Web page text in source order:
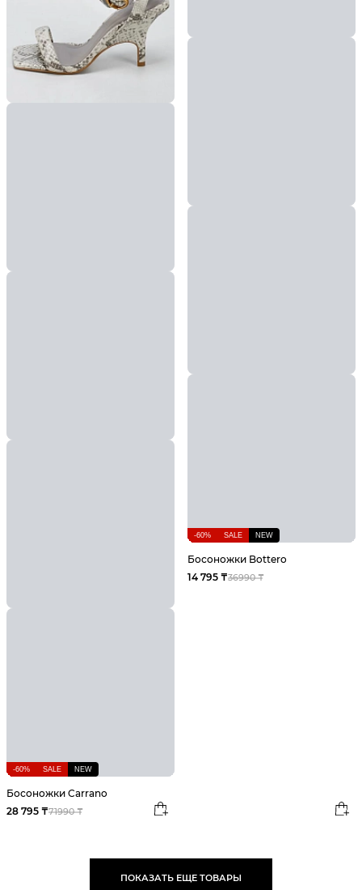
-60% SALE NEW
Босоножки Carrano
71990 ₸
28 795 ₸
-60% SALE NEW
Босоножки Bottero
36990 ₸
14 795 ₸
ПОКАЗАТЬ ЕЩЕ ТОВАРЫ